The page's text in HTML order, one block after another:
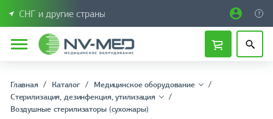
СНГ и другие страны
Главная Каталог
Медицинское оборудование
Стерилизация, дезинфекция, утилизация
Воздушные стерилизаторы (сухожары)